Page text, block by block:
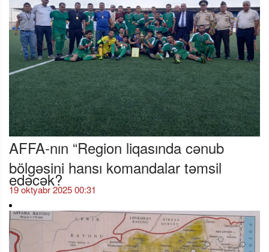
AFFA-nın “Region liqasında cənub
bölgəsini hansı komandalar təmsil
edəcək?
19 oktyabr 2025 00:31